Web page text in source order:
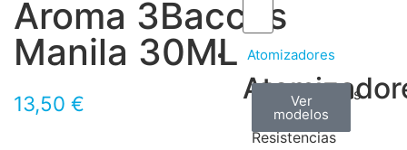
Atomizadores
Claromizadores
Ver
modelos
Reconstruíveis
Ver
modelos
Resistencias
Ver
modelos
Aroma 3Baccos
Manila 30ML
13,50 €